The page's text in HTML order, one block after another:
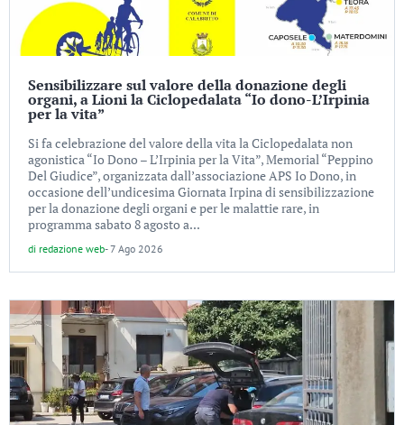
Sensibilizzare sul valore della donazione degli
organi, a Lioni la Ciclopedalata “Io dono-L’Irpinia
per la vita”
Si fa celebrazione del valore della vita la Ciclopedalata non
agonistica “Io Dono – L’Irpinia per la Vita”, Memorial “Peppino
Del Giudice”, organizzata dall’associazione APS Io Dono, in
occasione dell’undicesima Giornata Irpina di sensibilizzazione
per la donazione degli organi e per le malattie rare, in
programma sabato 8 agosto a...
di redazione web-7 Ago 2026